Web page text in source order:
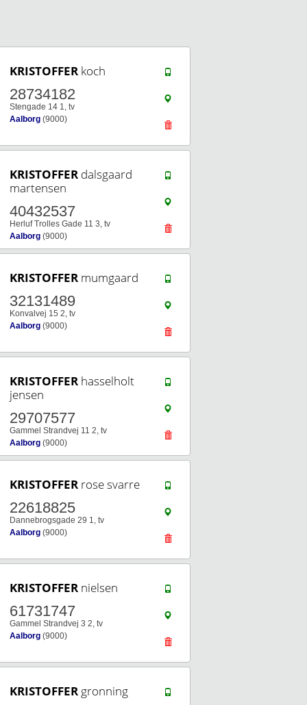
KRISTOFFER koch
28734182
Stengade 14 1, tv
Aalborg (9000)
KRISTOFFER dalsgaard
martensen
40432537
Herluf Trolles Gade 11 3, tv
Aalborg (9000)
KRISTOFFER mumgaard
32131489
Konvalvej 15 2, tv
Aalborg (9000)
KRISTOFFER hasselholt
jensen
29707577
Gammel Strandvej 11 2, tv
Aalborg (9000)
KRISTOFFER rose svarre
22618825
Dannebrogsgade 29 1, tv
Aalborg (9000)
KRISTOFFER nielsen
61731747
Gammel Strandvej 3 2, tv
Aalborg (9000)
KRISTOFFER gronning